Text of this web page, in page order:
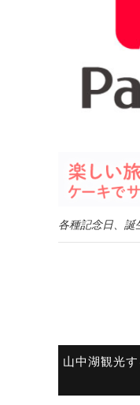
各種記念日、誕
山中湖観光